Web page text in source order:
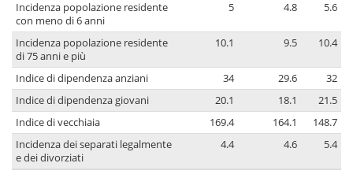
Incidenza popolazione residente
con meno di 6 anni
5 4.8 5.6
Incidenza popolazione residente
di 75 anni e più
10.1 9.5 10.4
Indice di dipendenza anziani 34 29.6
32
Indice di dipendenza giovani
20.1 18.1
21.5
Indice di vecchiaia
169.4 164.1
148.7
Incidenza dei separati legalmente
e dei divorziati
4.4 4.6 5.4